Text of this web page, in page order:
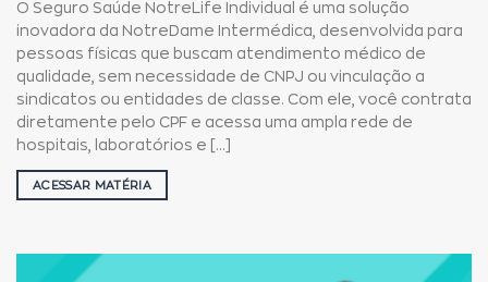
O Seguro Saúde NotreLife Individual é uma solução
inovadora da NotreDame Intermédica, desenvolvida para
pessoas físicas que buscam atendimento médico de
qualidade, sem necessidade de CNPJ ou vinculação a
sindicatos ou entidades de classe. Com ele, você contrata
diretamente pelo CPF e acessa uma ampla rede de
hospitais, laboratórios e [...]
ACESSAR MATÉRIA